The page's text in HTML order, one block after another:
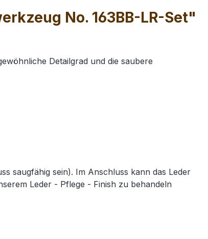
No. 163BB-LR-Set"
Detailgrad und die saubere
saugfähig sein). Im Anschluss kann das Leder
Leder - Pflege - Finish zu behandeln